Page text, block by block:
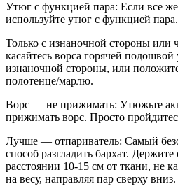
Утюг с функцией пара: Если все
используйте утюг с функцией пара.
Только с изнаночной стороны или
касайтесь ворса горячей подошвой
изнаночной стороны, или
полотенце/марлю.
Ворс — не прижимать: Утюжьте
прижимать ворс. Просто
Лучше — отпариватель: Самый
способ разгладить бархат. Держите
расстоянии 10-15 см от ткани, не
на весу, направляя пар сверху вниз.